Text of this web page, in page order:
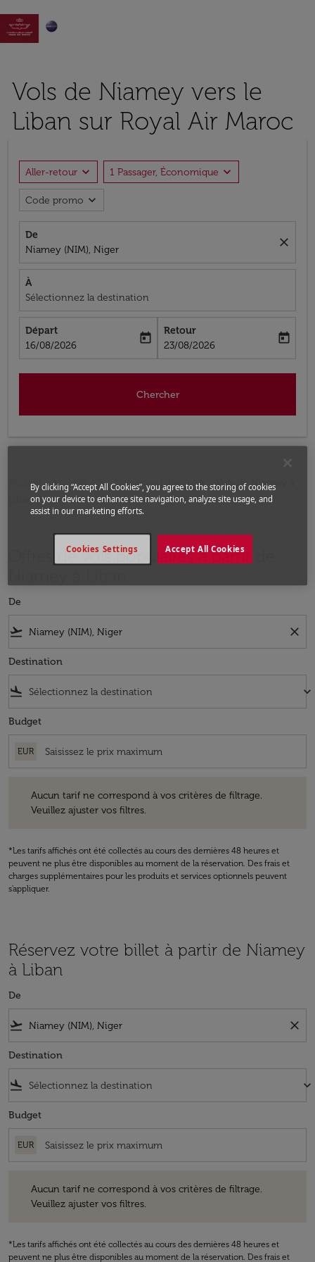

Vols de Niamey vers le
Liban sur Royal Air Maroc
Aller-retour expand_more 1 Passager, Économique expand_more
Code promo expand_more
De
Niamey (NIM), Niger
close
À
Sélectionnez la destination
Départ
fc-booking-departure-date-aria-label
16/08/2026
today
Retour
fc-booking-return-date-aria-label
23/08/2026
today
Chercher
Accueil Vols Vols pour Liban
Vols de Niamey a
Liban
Offres de vols populaires à partir de
De
flight_takeoff close
Destination
flight_land keyboard_arrow_down
Budget
EUR
Aucun tarif ne correspond à vos critères de filtrage.
Veuillez ajuster vos filtres.
*Les tarifs affichés ont été collectés au cours des dernières 48 heures et
peuvent ne plus être disponibles au moment de la réservation. Des frais et
charges supplémentaires pour les produits et services optionnels peuvent
s'appliquer.
Réservez votre billet à partir de Niamey
à Liban
De
flight_takeoff close
Destination
flight_land keyboard_arrow_down
Budget
EUR
Aucun tarif ne correspond à vos critères de filtrage.
Veuillez ajuster vos filtres.
*Les tarifs affichés ont été collectés au cours des dernières 48 heures et
peuvent ne plus être disponibles au moment de la réservation. Des frais et
By clicking “Accept All Cookies”, you agree to the storing of cookies
on your device to enhance site navigation, analyze site usage, and
assist in our marketing efforts.
Accept All Cookies
Cookies Settings